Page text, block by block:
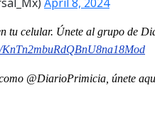
tu celular. Únete al grupo de
@DiarioPrimicia, únete